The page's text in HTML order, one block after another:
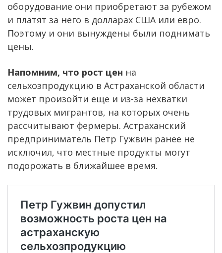
оборудование они приобретают за рубежом
и платят за него в долларах США или евро.
Поэтому и они вынуждены были поднимать
цены.
Напомним, что рост цен на
сельхозпродукцию в Астраханской области
может произойти еще и из-за нехватки
трудовых мигрантов, на которых очень
рассчитывают фермеры. Астраханский
предприниматель Петр Гужвин ранее не
исключил, что местные продукты могут
подорожать в ближайшее время.